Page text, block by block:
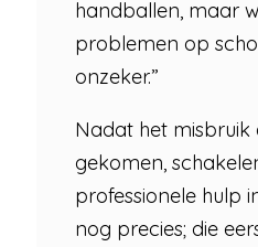
handballen, maar
problemen op
onzeker.”
Nadat het misbruik
gekomen,
professionele hulp
nog precies; die